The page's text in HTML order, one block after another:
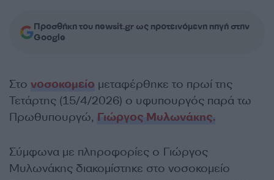
Προσθήκη του newsit.gr ως προτεινόμενη πηγή στην
Google
Στο νοσοκομείο μεταφέρθηκε το πρωί της
Τετάρτης (15/4/2026) ο υφυπουργός παρά τω
Πρωθυπουργώ, Γιώργος Μυλωνάκης.
Σύμφωνα με πληροφορίες ο Γιώργος
Μυλωνάκης διακομίστηκε στο νοσοκομείο